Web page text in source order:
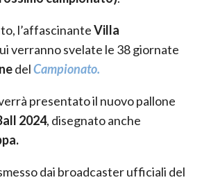
l’affascinanteVilla
verranno svelate le 38 giornate
delCampionato.
presentato il nuovo pallone
2024, disegnato anche
dai broadcaster ufficiali del